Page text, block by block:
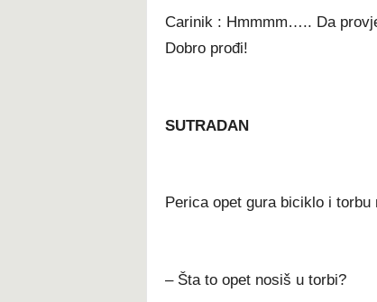
Carinik : Hmmmm….. Da
Dobro prođi!
SUTRADAN
Perica opet gura biciklo i
– Šta to opet nosiš u torbi?